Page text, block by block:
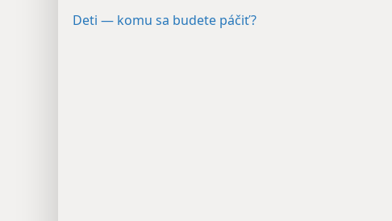
Deti — komu sa budete páčiť?